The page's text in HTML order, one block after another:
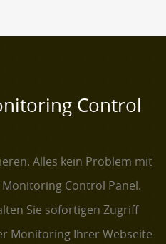
Control
Alles kein Problem mit
Control Panel.
Sie sofortigen Zugriff
Monitoring Ihrer Webseite